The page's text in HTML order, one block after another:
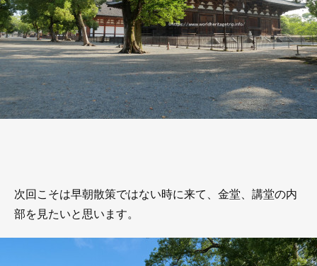
次回こそは早朝散策ではない時に来て、金堂、講堂の内
部を見たいと思います。